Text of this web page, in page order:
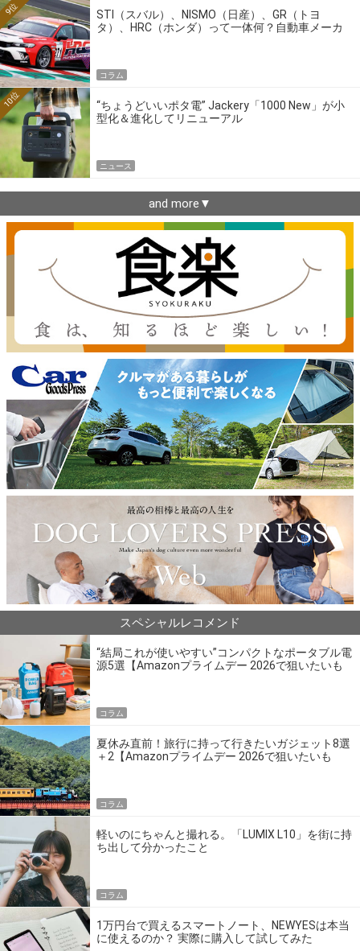
STI（スバル）、NISMO（日産）、GR（トヨ
タ）、HRC（ホンダ）って一体何？自動車メーカ
9位
コラム
“ちょうどいいポタ電” Jackery「1000 New」が小
型化＆進化してリニューアル
10位
ニュース
and more▼
スペシャルレコメンド
“結局これが使いやすい”コンパクトなポータブル電
源5選【Amazonプライムデー 2026で狙いたいも
コラム
夏休み直前！旅行に持って行きたいガジェット8選
＋2【Amazonプライムデー 2026で狙いたいも
コラム
軽いのにちゃんと撮れる。「LUMIX L10」を街に持
ち出して分かったこと
コラム
1万円台で買えるスマートノート、NEWYESは本当
に使えるのか？ 実際に購入して試してみた